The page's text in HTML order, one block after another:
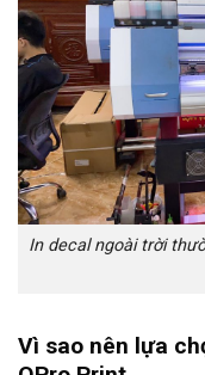
In decal ngoài trời
Vì sao nên lựa